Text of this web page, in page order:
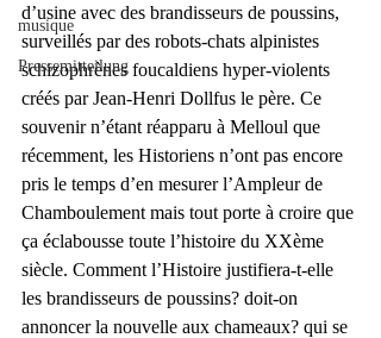
musique
Pressemitteilung
d’usine avec des brandisseurs de poussins,
surveillés par des robots-chats alpinistes
schizophrènes foucaldiens hyper-violents
créés par Jean-Henri Dollfus le père. Ce
souvenir n’étant réapparu à Melloul que
récemment, les Historiens n’ont pas encore
pris le temps d’en mesurer l’Ampleur de
Chamboulement mais tout porte à croire que
ça éclabousse toute l’histoire du XXème
siècle. Comment l’Histoire justifiera-t-elle
les brandisseurs de poussins? doit-on
annoncer la nouvelle aux chameaux? qui se